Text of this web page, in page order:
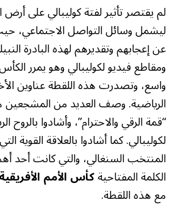
لم يقتصر تأثير لفتة كوليبالي على
ليشمل وسائل التواصل الاجتماعي،
عن إعجابهم وتقديرهم لهذه البادرة
ومقاطع فيديو لكوليبالي وهو يمرر
واسع، وتصدرت هذه اللقطة عناوين
الرياضية. وصف العديد من المشجعين
“قمة الرقي والاحترام”، وأشادوا بالروح
لكوليبالي. كما أشادوا بالعلاقة القوية
المنتخب السنغالي، والتي كانت أحد
الكلمة المفتاحيةكأس الأمم الأفريقية
مع هذه اللقطة.